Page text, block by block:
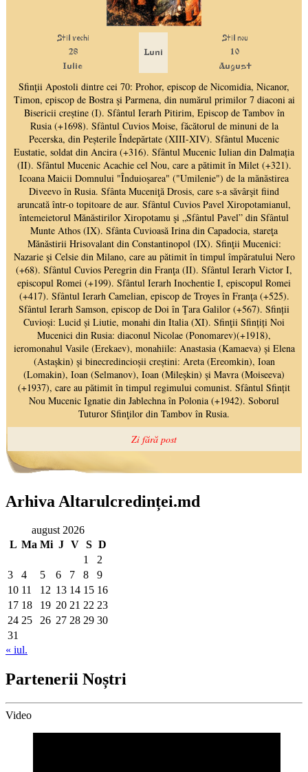
Arhiva Altarulcredinței.md
august 2026
L Ma Mi J V S D
1
2
3
4 5 6 7 8
9
10 11 12 13 14 15 16
17 18 19 20 21 22 23
24 25 26 27 28 29 30
31
« iul.
Partenerii Noștri
Video